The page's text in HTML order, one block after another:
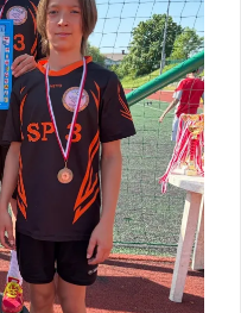
i Kołobrzegu
„
i Malborka 🏰🌊
na wrzesień